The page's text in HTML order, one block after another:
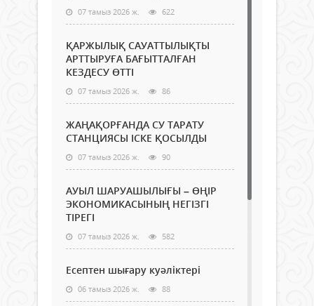
07 тамыз 2026 ж. 622
ҚАРЖЫЛЫҚ САУАТТЫЛЫҚТЫ
АРТТЫРУҒА БАҒЫТТАЛҒАН
КЕЗДЕСУ ӨТТІ
07 тамыз 2026 ж. 86
ЖАҢАҚОРҒАНДА СУ ТАРАТУ
СТАНЦИЯСЫ ІСКЕ ҚОСЫЛДЫ
07 тамыз 2026 ж. 90
АУЫЛ ШАРУАШЫЛЫҒЫ – ӨҢІР
ЭКОНОМИКАСЫНЫҢ НЕГІЗГІ
ТІРЕГІ
07 тамыз 2026 ж. 582
Есептен шығару куәліктері
06 тамыз 2026 ж. 88